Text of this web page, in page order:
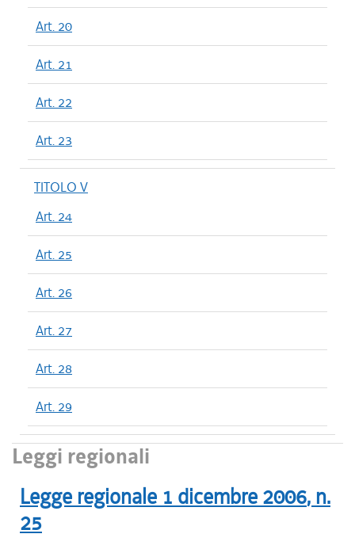
Art. 20
Art. 21
Art. 22
Art. 23
TITOLO V
Art. 24
Art. 25
Art. 26
Art. 27
Art. 28
Art. 29
Leggi regionali
Legge regionale 1 dicembre 2006, n.
25